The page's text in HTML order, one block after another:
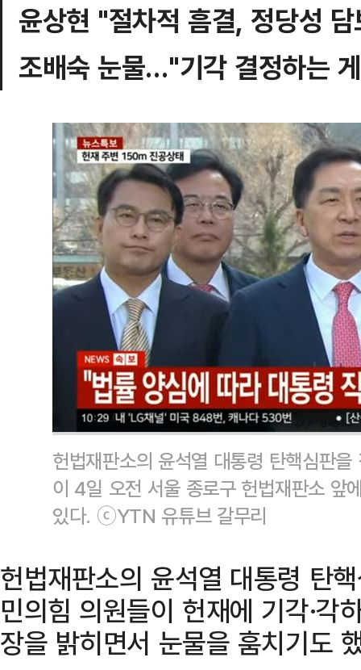
윤상현 "절차적 흠결, 정당성
조배숙 눈물…"기각 결정하는
헌법재판소의 윤석열 대통령 탄핵심판
이 4일 오전 서울 종로구 헌법재판소 앞
있다. ⓒYTN 유튜브 갈무리
헌법재판소의 윤석열 대통령 탄
민의힘 의원들이 헌재에 기각·각
장을 밝히면서 눈물을 훔치기도